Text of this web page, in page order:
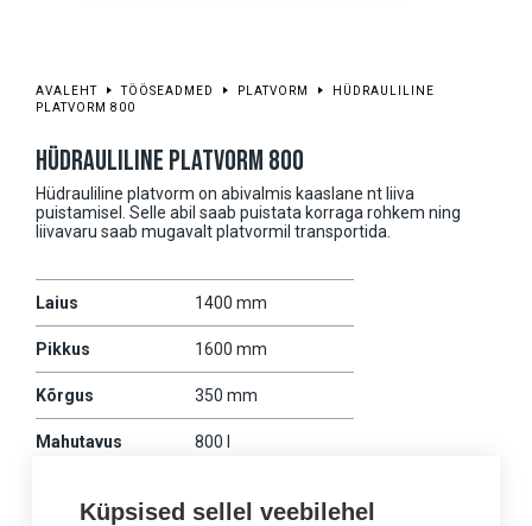
AVALEHT TÖÖSEADMED PLATVORM
HÜDRAULILINE
PLATVORM 800
HÜDRAULILINE PLATVORM 800
Hüdrauliline platvorm on abivalmis kaaslane nt liiva
puistamisel. Selle abil saab puistata korraga rohkem ning
liivavaru saab mugavalt platvormil transportida.
Laius 1400 mm
Pikkus 1600 mm
Kõrgus 350 mm
Mahutavus 800 l
Küpsised sellel veebilehel